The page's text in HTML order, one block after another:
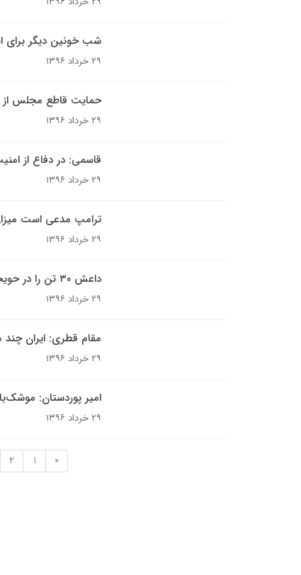
شب خونین دیگر برای
۲۹ خرداد ۱۳۹۶
حمایت قاطع مجلس
۲۹ خرداد ۱۳۹۶
قاسمی: در دفاع از
۲۹ خرداد ۱۳۹۶
ترامپ مدعی است
۲۹ خرداد ۱۳۹۶
داعش ۳۰ تن را در حویجه عراق اعدام کرد
۲۹ خرداد ۱۳۹۶
مقام قطری: ایران چند موشک از فاصله 652
۲۹ خرداد ۱۳۹۶
امیر پوردستان:
۲۹ خرداد ۱۳۹۶
«
1
2